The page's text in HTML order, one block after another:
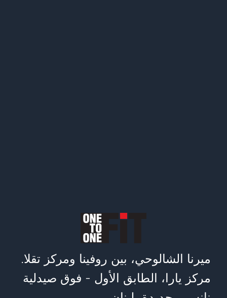
ميرنا الشالوحي، بين روفينا ومركز تقلا.
مركز يارا، الطابق الأول - فوق صيدلية